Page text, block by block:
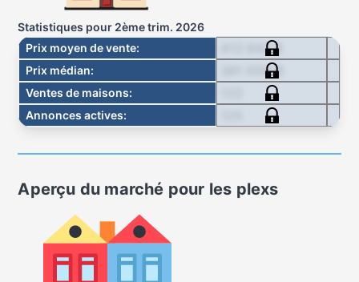
Statistiques pour 2ème trim. 2026
Prix moyen de vente: 412 842 $
Prix médian: 381 000 $
Ventes de maisons:
Annonces actives:
Aperçu du marché pour les plexs